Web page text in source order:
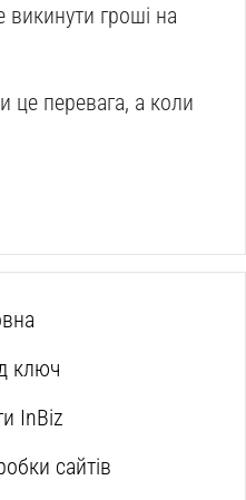
викинути гроші на
це перевага, а коли
ключ
InBiz
сайтів